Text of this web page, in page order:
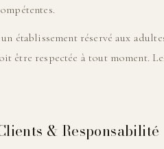
établissement réservé aux
être respectée à tout moment.
& Responsabilité